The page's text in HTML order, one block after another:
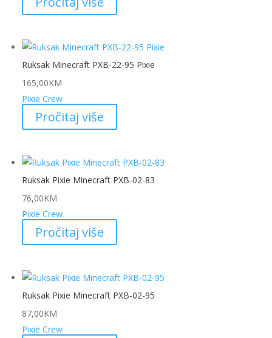
Ruksak Minecraft PXB-22-95 Pixie
165,00KM
Pixie Crew
Pročitaj više
Ruksak Pixie Minecraft PXB-02-83
76,00KM
Pixie Crew
Pročitaj više
Ruksak Pixie Minecraft PXB-02-95
87,00KM
Pixie Crew